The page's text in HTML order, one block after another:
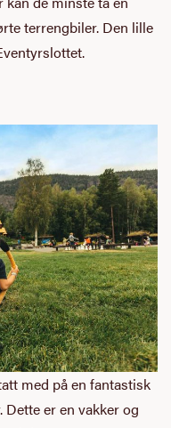
terrengbiler. Den lille
med på en fantastisk
er en vakker og